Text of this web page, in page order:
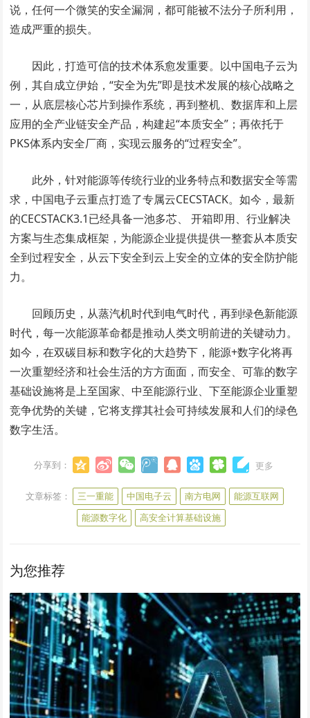
说，任何一个微笑的安全漏洞，都可能被不法分子所利用，
造成严重的损失。
因此，打造可信的技术体系愈发重要。以中国电子云为
例，其自成立伊始，“安全为先”即是技术发展的核心战略之
一，从底层核心芯片到操作系统，再到整机、数据库和上层
应用的全产业链安全产品，构建起“本质安全”；再依托于
PKS体系内安全厂商，实现云服务的“过程安全”。
此外，针对能源等传统行业的业务特点和数据安全等需
求，中国电子云重点打造了专属云CECSTACK。如今，最新
的CECSTACK3.1已经具备一池多芯、 开箱即用、行业解决
方案与生态集成框架，为能源企业提供提供一整套从本质安
全到过程安全，从云下安全到云上安全的立体的安全防护能
力。
回顾历史，从蒸汽机时代到电气时代，再到绿色新能源
时代，每一次能源革命都是推动人类文明前进的关键动力。
如今，在双碳目标和数字化的大趋势下，能源+数字化将再
一次重塑经济和社会生活的方方面面，而安全、可靠的数字
基础设施将是上至国家、中至能源行业、下至能源企业重塑
竞争优势的关键，它将支撑其社会可持续发展和人们的绿色
数字生活。
分享到： 更多
文章标签： 三一重能 中国电子云 南方电网
能源互联网
能源数字化
高安全计算基础设施
为您推荐